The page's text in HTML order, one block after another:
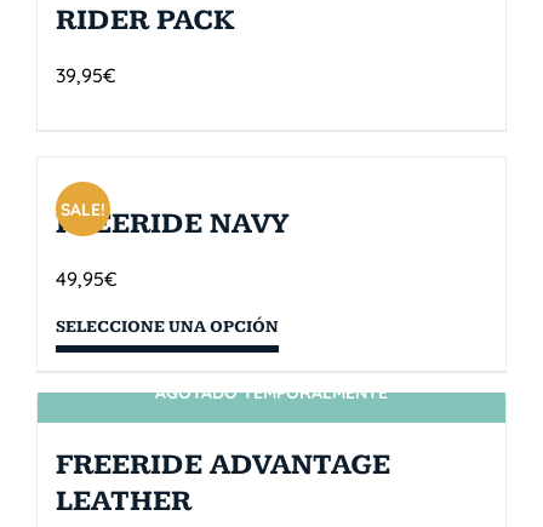
RIDER PACK
39,95€
SALE!
FREERIDE NAVY
49,95€
SELECCIONE UNA OPCIÓN
SIN STOCK
AGOTADO TEMPORALMENTE
FREERIDE ADVANTAGE
LEATHER